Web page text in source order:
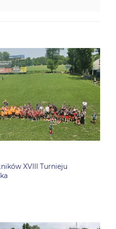
XVIII Turnieju